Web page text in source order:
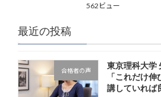
562ビュー
最近の投稿
合格者の声
東京理科大学
「これだけ
講していれば